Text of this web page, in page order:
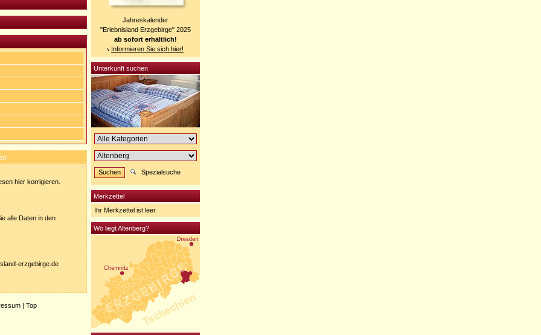
hier korrigieren.
alle Daten in den
erzgebirge.de
| Top
Jahreskalender
"Erlebnisland Erzgebirge" 2025
ab sofort erhältlich!
Informieren Sie sich hier!
Unterkunft suchen
Spezialsuche
Merkzettel
Ihr Merkzettel ist leer.
Wo liegt Altenberg?